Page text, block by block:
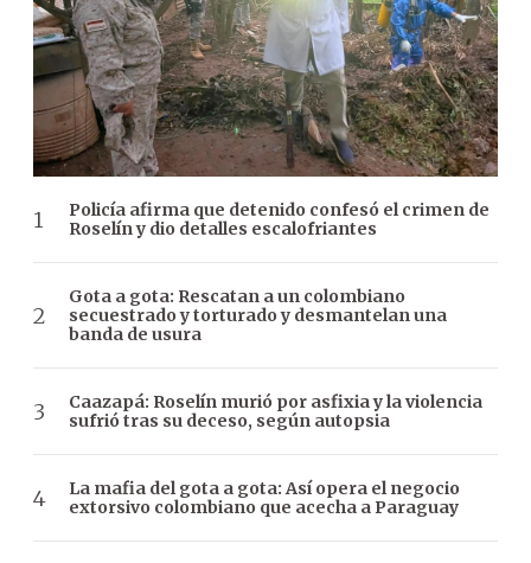
Policía afirma que detenido confesó el crimen de
Roselín y dio detalles escalofriantes
Gota a gota: Rescatan a un colombiano
secuestrado y torturado y desmantelan una
banda de usura
Caazapá: Roselín murió por asfixia y la violencia
sufrió tras su deceso, según autopsia
La mafia del gota a gota: Así opera el negocio
extorsivo colombiano que acecha a Paraguay